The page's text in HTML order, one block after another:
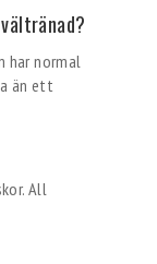
har normal
än ett
All